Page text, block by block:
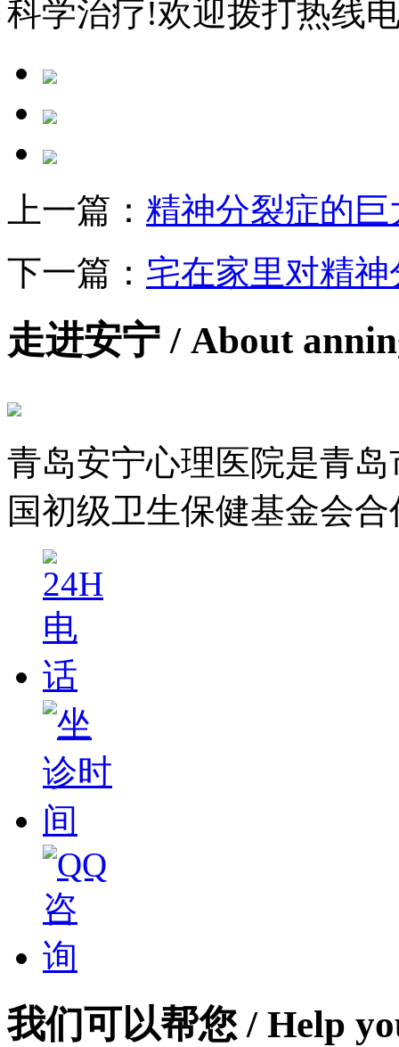
科学治疗!欢迎拨打热线
上一篇： 精神分裂症的巨
下一篇： 宅在家里对精
走进安宁 / About
青岛安宁心理医院是青
国初级卫生保健基金会
我们可以帮您 / Help